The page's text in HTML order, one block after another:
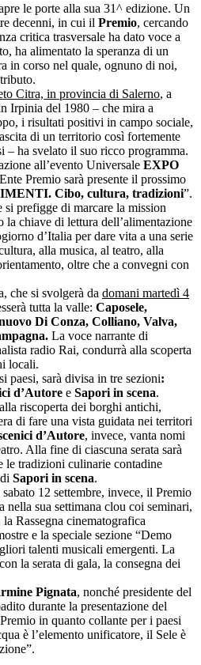
le porte alla sua 31^ edizione. Un
decenni, in cui il Premio, cercando
critica trasversale ha dato voce a
ha alimentato la speranza di un
in corso nel quale, ognuno di noi,
Citra, in provincia di Salerno, a
Irpinia del 1980 – che mira a
i risultati positivi in campo sociale,
di un territorio così fortemente
– ha svelato il suo ricco programma.
all’evento Universale EXPO
Premio sarà presente il prossimo
Cibo, cultura, tradizioni”.
prefigge di marcare la mission
la chiave di lettura dell’alimentazione
d’Italia per dare vita a una serie
alla musica, al teatro, alla
oltre che a convegni con
che si svolgerà da domani martedì 4
tutta la valle: Caposele,
Di Conza, Colliano, Valva,
La voce narrante di
radio Rai, condurrà alla scoperta
locali.
paesi, sarà divisa in tre sezioni:
d’Autore e Sapori in scena.
riscoperta dei borghi antichi,
di fare una vista guidata nei territori
d’Autore, invece, vanta nomi
Alla fine di ciascuna serata sarà
le tradizioni culinarie contadine
Sapori in scena.
12 settembre, invece, il Premio
nella sua settimana clou coi seminari,
Rassegna cinematografica
e la speciale sezione “Demo
talenti musicali emergenti. La
la serata di gala, la consegna dei
Pignata, nonché presidente del
durante la presentazione del
in quanto collante per i paesi
è l’elemento unificatore, il Sele è